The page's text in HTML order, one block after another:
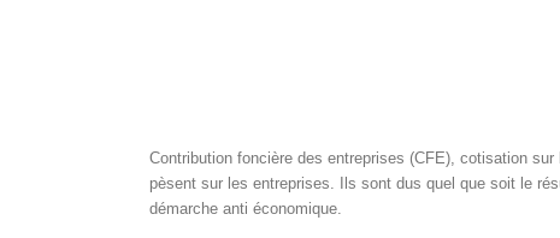
Contribution foncière des entreprises (CFE), cotisation
pèsent sur les entreprises. Ils sont dus quel que soit le
démarche anti économique.